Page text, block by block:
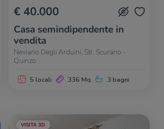
€ 40.000
Casa semindipendente in
vendita
Neviano Degli Arduini, Str. Scurano -
Quinzo
5 locali 336 Mq 3 bagni
VISITA 3D